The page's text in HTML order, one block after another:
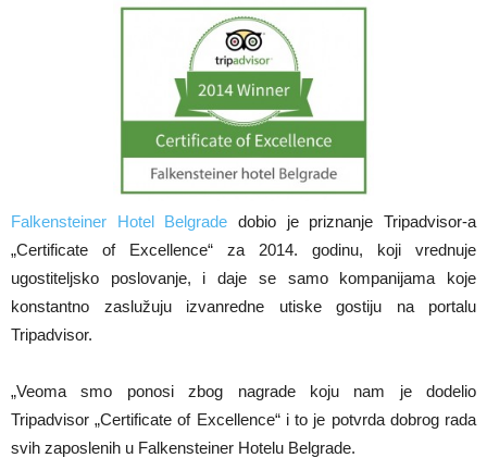
Falkensteiner Hotel Belgrade dobio je priznanje Tripadvisor-a
„Certificate of Excellence“ za 2014. godinu, koji vrednuje
ugostiteljsko poslovanje, i daje se samo kompanijama koje
konstantno zaslužuju izvanredne utiske gostiju na portalu
Tripadvisor.
„Veoma smo ponosi zbog nagrade koju nam je dodelio
Tripadvisor „Certificate of Excellence“ i to je potvrda dobrog rada
svih zaposlenih u Falkensteiner Hotelu Belgrade.